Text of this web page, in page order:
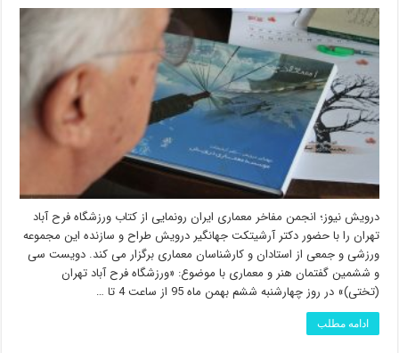
درویش نیوز؛ انجمن مفاخر معماری ایران رونمایی از کتاب ورزشگاه فرح آباد
تهران را با حضور دکتر آرشیتکت جهانگیر درویش طراح و سازنده این مجموعه
ورزشی و جمعی از استادان و کارشناسان معماری برگزار می کند. دویست سی
و ششمین گفتمان هنر و معماری با موضوع: «ورزشگاه فرح آباد تهران
(تختی)» در روز چهارشنبه ششم بهمن ماه 95 از ساعت 4 تا …
ادامه مطلب